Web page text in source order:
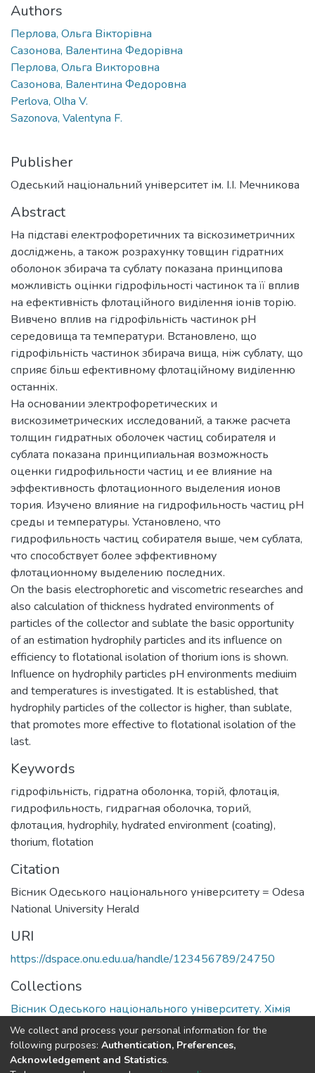
Authors
Перлова, Ольга Вікторівна
Сазонова, Валентина Федорівна
Перлова, Ольга Викторовна
Сазонова, Валентина Федоровна
Perlova, Olha V.
Sazonova, Valentyna F.
Publisher
Одеський національний університет ім. І.І. Мечникова
Abstract
На підставі електрофоретичних та віскозиметричних
досліджень, а також розрахунку товщин гідратних
оболонок збирача та сублату показана принципова
можливість оцінки гідрофільності частинок та її вплив
на ефективність флотаційного виділення іонів торію.
Вивчено вплив на гідрофільність частинок pH
середовища та температури. Встановлено, що
гідрофільність частинок збирача вища, ніж сублату, що
сприяє більш ефективному флотаційному виділенню
останніх.
На основании электрофоретических и
вискозиметрических исследований, а также расчета
толщин гидратных оболочек частиц собирателя и
сублата показана принципиальная возможность
оценки гидрофильности частиц и ее влияние на
эффективность флотационного выделения ионов
тория. Изучено влияние на гидрофильность частиц pH
среды и температуры. Установлено, что
гидрофильность частиц собирателя выше, чем сублата,
что способствует более эффективному
флотационному выделению последних.
On the basis electrophoretic and viscometric researches and
also calculation of thickness hydrated environments of
particles of the collector and sublate the basic opportunity
of an estimation hydrophily particles and its influence on
efficiency to flotational isolation of thorium ions is shown.
Influence on hydrophily particles pH environments mediuim
and temperatures is investigated. It is established, that
hydrophily particles of the collector is higher, than sublate,
that promotes more effective to flotational isolation of the
last.
Keywords
гідрофільність, гідратна оболонка, торій, флотація,
гидрофильность, гидрагная оболочка, торий,
флотация, hydrophily, hydrated environment (coating),
thorium, flotation
Citation
Вісник Одеського національного університету = Odesa
National University Herald
URI
https://dspace.onu.edu.ua/handle/123456789/24750
Collections
Вісник Одеського національного університету. Хімія
Full item page
We collect and process your personal information for the
following purposes: Authentication, Preferences,
Acknowledgement and Statistics.